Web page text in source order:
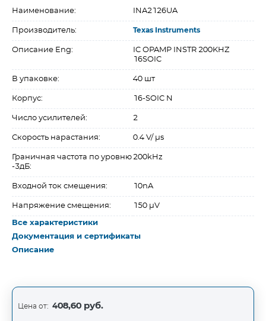
Наименование: INA2126UA
Производитель: Texas Instruments
Описание Eng:
IC OPAMP INSTR 200KHZ
16SOIC
В упаковке: 40 шт
Корпус: 16-SOIC N
Число усилителей: 2
Скорость нарастания: 0.4 V/ µs
Граничная частота по уровню
-3дБ:
200kHz
Входной ток смещения: 10nA
Напряжение смещения: 150 µV
Все характеристики
Документация и сертификаты
Описание
Цена от: 408,60 руб.